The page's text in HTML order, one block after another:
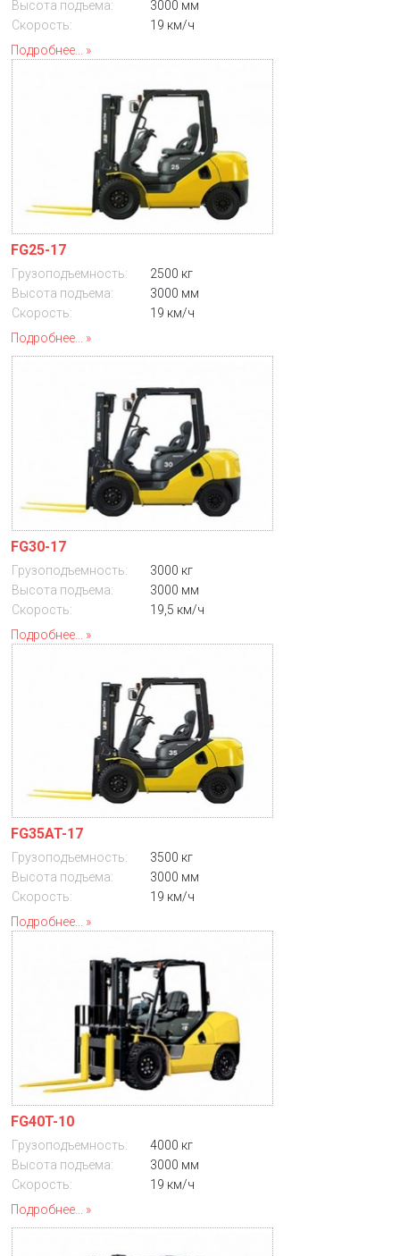
Высота подъема:
3000 мм
Скорость:
19 км/ч
Подробнее...
FG25-17
Грузоподъемность:
2500 кг
Высота подъема:
3000 мм
Скорость:
19 км/ч
Подробнее...
FG30-17
Грузоподъемность:
3000 кг
Высота подъема:
3000 мм
Скорость:
19,5 км/ч
Подробнее...
FG35AT-17
Грузоподъемность:
3500 кг
Высота подъема:
3000 мм
Скорость:
19 км/ч
Подробнее...
FG40T-10
Грузоподъемность:
4000 кг
Высота подъема:
3000 мм
Скорость:
19 км/ч
Подробнее...